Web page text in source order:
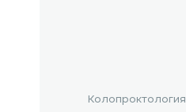
Колопроктология